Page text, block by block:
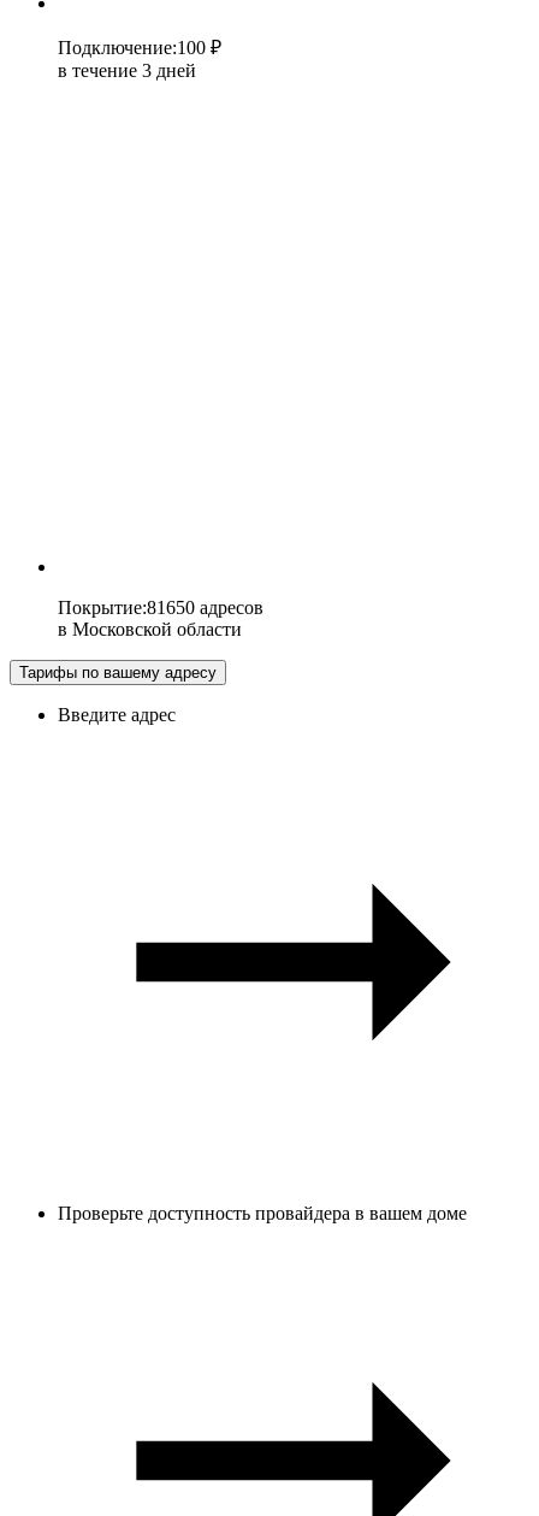
Подключение:100 ₽
в течение 3 дней
Покрытие:81650 адресов
в Московской области
Тарифы по вашему адресу
Введите адрес
Проверьте доступность провайдера в вашем доме